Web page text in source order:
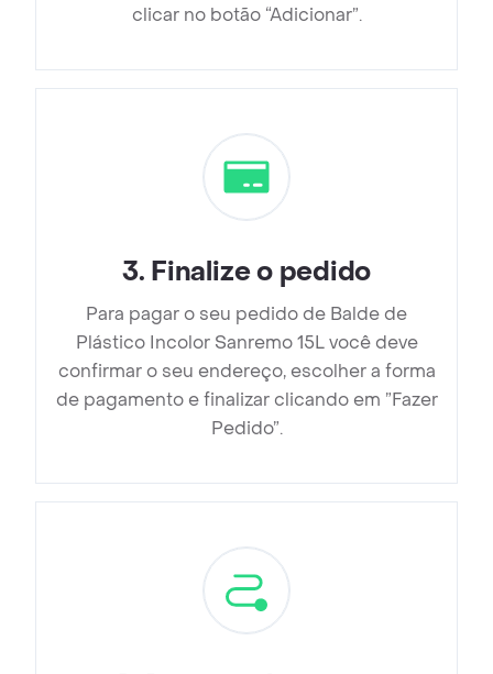
clicar no botão “Adicionar”.
3. Finalize o pedido
Para pagar o seu pedido de Balde de
Plástico Incolor Sanremo 15L você deve
confirmar o seu endereço, escolher a forma
de pagamento e finalizar clicando em ”Fazer
Pedido”.